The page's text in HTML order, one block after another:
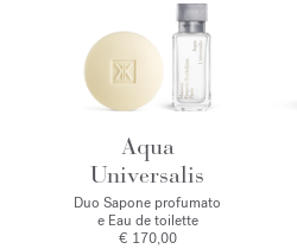
Aqua
Universalis
Duo Sapone profumato
e Eau de toilette
€ 170,00